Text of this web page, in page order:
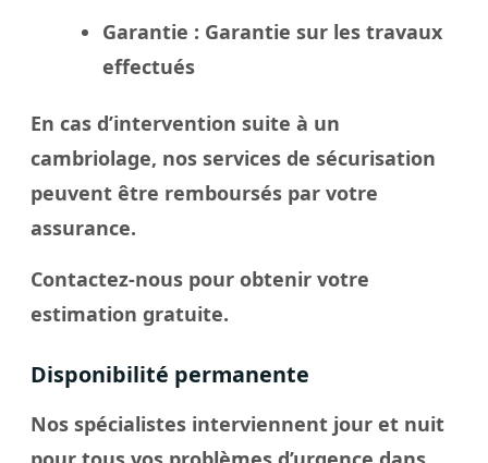
Garantie : Garantie sur les travaux
effectués
En cas d’intervention suite à un
cambriolage, nos services de sécurisation
peuvent être remboursés par votre
assurance.
Contactez-nous pour obtenir votre
estimation gratuite.
Disponibilité permanente
Nos spécialistes interviennent jour et nuit